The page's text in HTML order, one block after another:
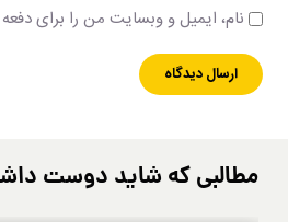
نام، ایمیل و وبسایت من را برای دفعه
مطالبی که شاید دوست